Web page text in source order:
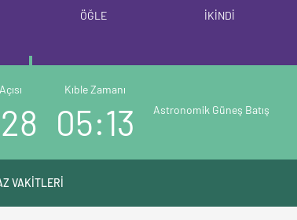
ÖĞLE İKİNDİ
Kıble Zamanı
05:13 Astronomik Güneş Batış
VAKİTLERİ